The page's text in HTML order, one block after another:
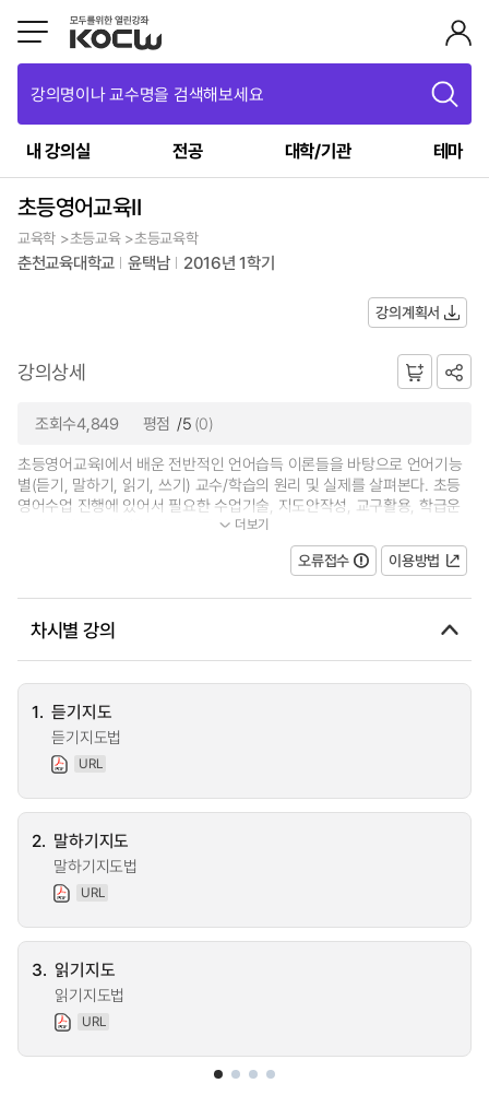
강의명이나 교수명을 검색해보세요
내 강의실 전공 대학/기관 테마
초등영어교육II
교육학 >초등교육 >초등교육학
춘천교육대학교 윤택남 2016년 1학기
강의계획서
강의상세
조회수4,849 평점 /5 (0)
초등영어교육Ⅰ에서 배운 전반적인 언어습득 이론들을 바탕으로 언어기능
별(듣기, 말하기, 읽기, 쓰기) 교수/학습의 원리 및 실제를 살펴본다. 초등
영어수업 진행에 있어서 필요한 수업기술, 지도안작성, 교구활용, 학급운
영에 대한 내용을 학습하고 이를... 더보기
오류접수 이용방법
차시별 강의
1. 듣기지도
듣기지도법
URL
2. 말하기지도
말하기지도법
URL
3. 읽기지도
읽기지도법
URL